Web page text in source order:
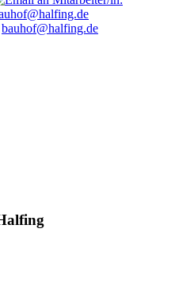
bauhof@halfing.de